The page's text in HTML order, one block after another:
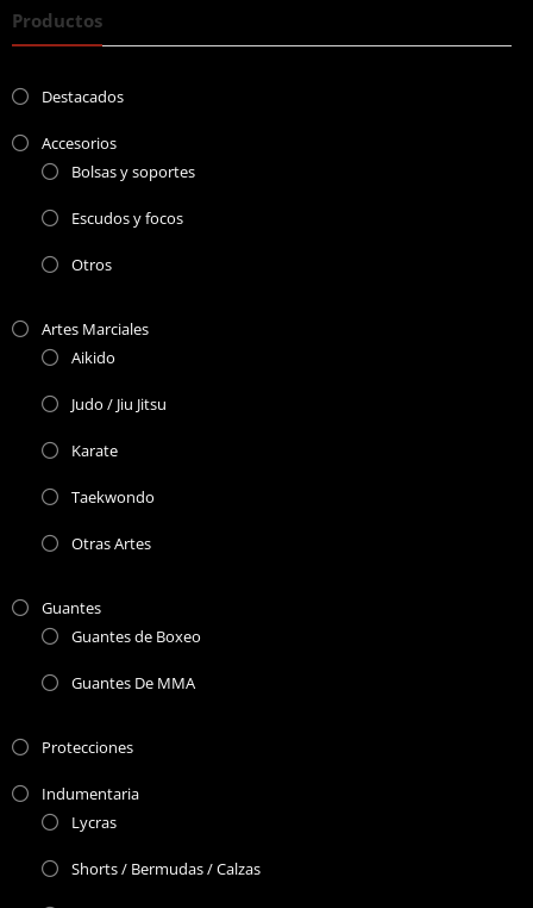
Productos
Destacados
Accesorios
Bolsas y soportes
Escudos y focos
Otros
Artes Marciales
Aikido
Judo / Jiu Jitsu
Karate
Taekwondo
Otras Artes
Guantes
Guantes de Boxeo
Guantes De MMA
Protecciones
Indumentaria
Lycras
Shorts / Bermudas / Calzas